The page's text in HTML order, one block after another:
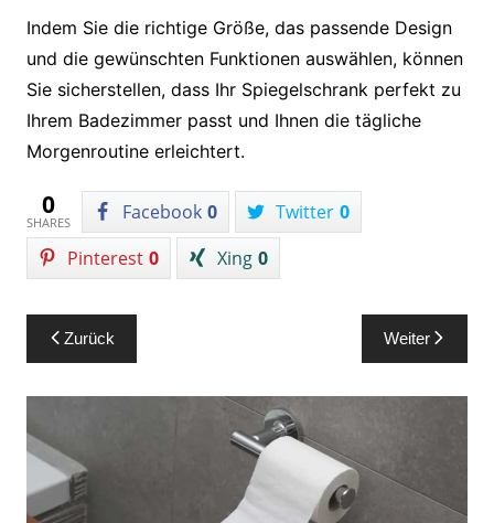
Indem Sie die richtige Größe, das passende Design
und die gewünschten Funktionen auswählen, können
Sie sicherstellen, dass Ihr Spiegelschrank perfekt zu
Ihrem Badezimmer passt und Ihnen die tägliche
Morgenroutine erleichtert.
0
SHARES Facebook 0 Twitter 0
Pinterest 0 Xing 0
Beitragsnavigation
Zurück Weiter